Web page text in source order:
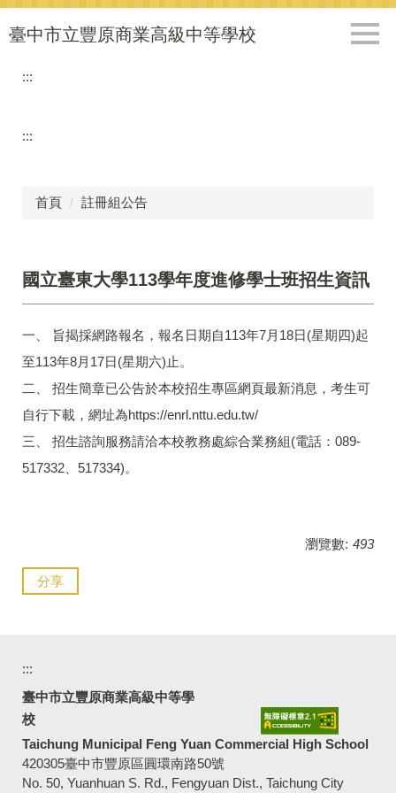
跳
到
臺中市立豐原商業高級中等學校
:::
:::
首頁 註冊組公告
國立臺東大學113學年度進修學士班招生資訊
一、 旨揭採網路報名，報名日期自113年7月18日(星期四)起
至113年8月17日(星期六)止。
二、 招生簡章已公告於本校招生專區網頁最新消息，考生可
自行下載，網址為https://enrl.nttu.edu.tw/
三、 招生諮詢服務請洽本校教務處綜合業務組(電話：089-
517332、517334)。
瀏覽數: 493
分享
:::
臺中市立豐原商業高級中等學
校
Taichung Municipal Feng Yuan Commercial High School
420305臺中市豐原區圓環南路50號
No. 50, Yuanhuan S. Rd., Fengyuan Dist., Taichung City